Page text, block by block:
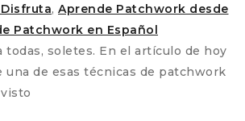
, Aprende Patchwork desde
Patchwork en Español
todas, soletes. En el artículo de hoy
una de esas técnicas de patchwork